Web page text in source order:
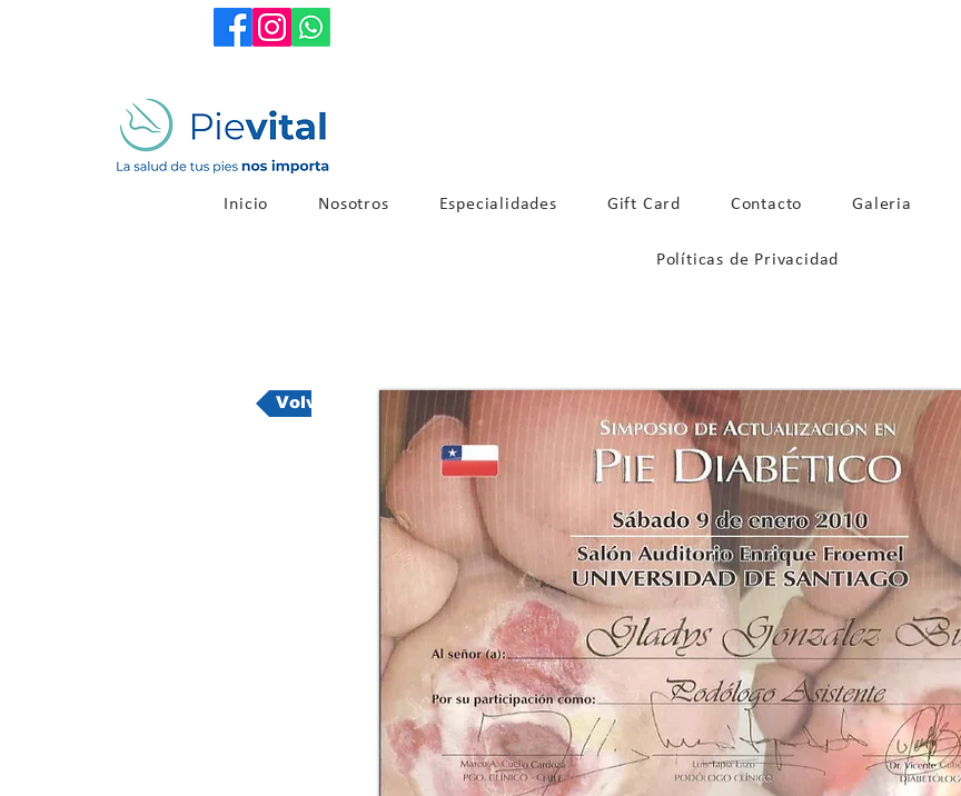
Inicio Nosotros Especialidades Gift Card Contacto Galeria
Políticas de Privacidad
Volver